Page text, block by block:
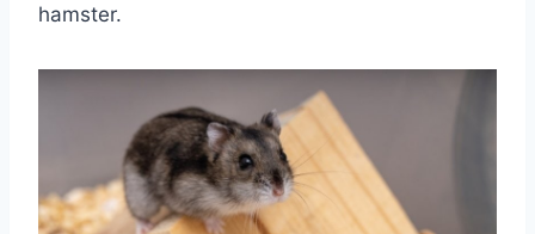
hamster.